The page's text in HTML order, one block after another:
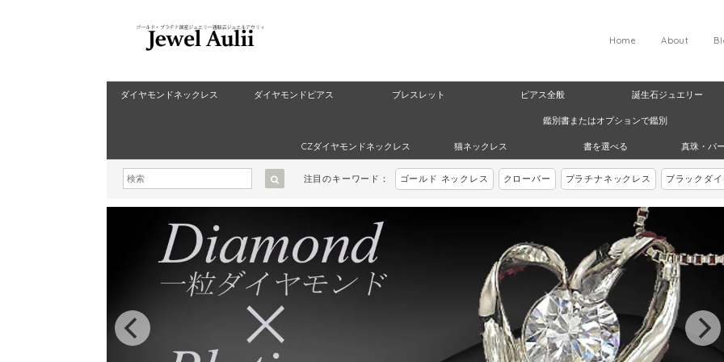
About
Home
ダイヤモンドネックレス ダイヤモンドピアス ブレスレット ピアス全般 誕生石ジュエリー
CZダイヤモンドネックレス 猫ネックレス
鑑別書またはオプションで鑑別
書を選べる 真珠・パ
注目のキーワード： ゴールド ネックレス クローバー プラチナネックレス ブラックダ